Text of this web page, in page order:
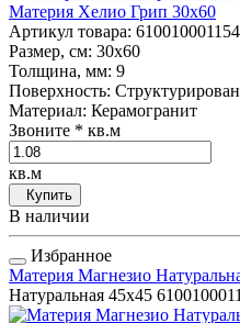
Материя Хелио Грип 30х60
Артикул товара: 610010001154
Размер, см: 30x60
Толщина, мм: 9
Поверхность:
Материал: Керамогранит
Звоните * кв.м
кв.м
Купить
В наличии
Избранное
Материя Магнезио
Натуральная 45x45